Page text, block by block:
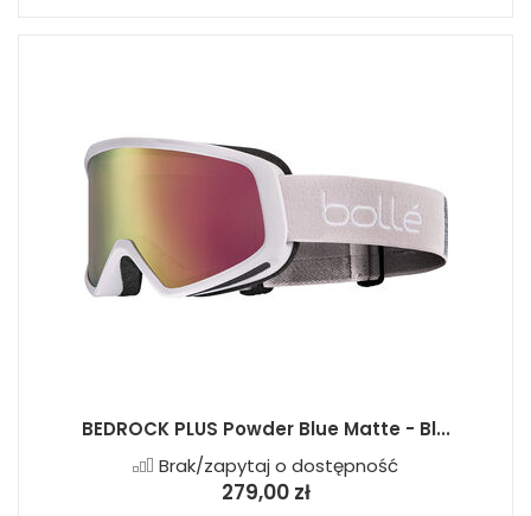
BEDROCK PLUS Powder Blue Matte - Bl...
Brak/zapytaj o dostępność
279,00 zł